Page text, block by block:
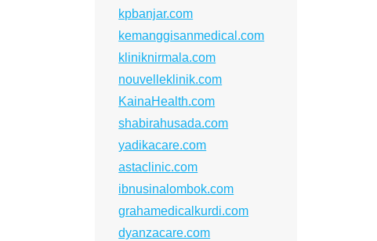
kpbanjar.com
kemanggisanmedical.com
kliniknirmala.com
nouvelleklinik.com
KainaHealth.com
shabirahusada.com
yadikacare.com
astaclinic.com
ibnusinalombok.com
grahamedicalkurdi.com
dyanzacare.com